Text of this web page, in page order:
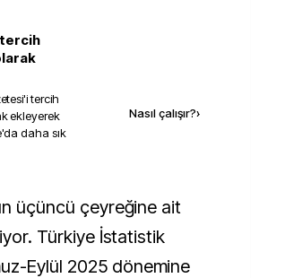
'i tercih
ekleyerek
daha sık
Nasıl çalışır?›
Türkiye İstatistik
Eylül 2025 dönemine